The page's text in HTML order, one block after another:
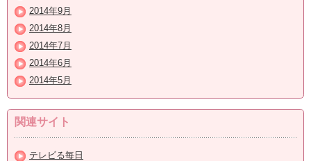
2014年9月
2014年8月
2014年7月
2014年6月
2014年5月
関連サイト
テレビる毎日